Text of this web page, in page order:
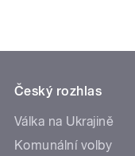
Český rozhlas
Válka na Ukrajině
Komunální volby